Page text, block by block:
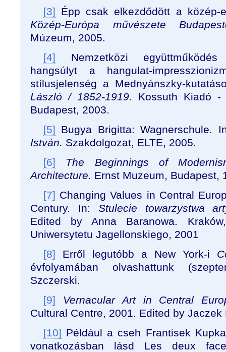
[3] Épp csak elkezdődött a közép-
Közép-Európa művészete
Múzeum, 2005.
[4] Nemzetközi
hangsúlyt a hangulat-
stílusjelenség a Mednyánszky-
László / 1852-1919. Kossuth Kiadó -
Budapest, 2003.
[5] Bugya Brigitta: Wagnerschule.
István. Szakdolgozat, ELTE, 2005.
[6]
The Beginnings of
Architecture. Ernst Muzeum, Budapest,
[7] Changing Values in Central
Century. In: Stulecie towarzystwa
Edited by Anna Baranowa.
Uniwersytetu Jagellonskiego, 2001
[8] Erről legutóbb a New York-i
évfolyamában olvashattunk
Szczerski.
[9]
Vernacular Art in Central
Cultural Centre, 2001. Edited by Jaczek
[10] Például a cseh Frantisek
vonatkozásban lásd Les deux